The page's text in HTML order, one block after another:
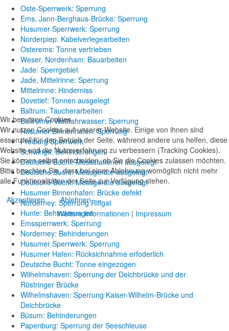
Oste-Sperrwerk: Sperrung
Ems, Jann-Berghaus-Brücke: Sperrung
Husumer Sperrwerk: Sperrung
Norderpiep: Kabelverlegearbeiten
Osterems: Tonne vertrieben
Weser, Nordenham: Bauarbeiten
Jade: Sperrgebiet
Jade, Mittelrinne: Sperrung
Mittelrinne: Hinderniss
Dovetief: Tonnen ausgelegt
Baltrum: Taucherarbeiten
Baltrumer Wattfahrwasser: Sperrung
Husumer Binnenhafen: Sperrung
Freiburg Sperrwerk
Schwinge: Behinderungen
Deutsche Bucht: Messstationen ausgelegt
Deutsche Bucht: Messgeräte ausgelegt
Deutsche Bucht: Messgeräte ausgelegt
Husumer Binnenhafen: Brücke defekt
Norderney: Sperrung Riffgat
Hunte: Behinderungen
Emssperrwerk: Sperrung
Norderney: Behinderungen
Husumer Sperrwerk: Sperrung
Husumer Hafen: Rücksichnahme erfoderlich
Deutsche Bucht: Tonne eingezogen
Wilhelmshaven: Sperrung der Deichbrücke und der
Rüstringer Brücke
Wilhelmshaven: Sperrung Kaiser-Wilhelm-Brücke und
Deichbrücke
Büsum: Behinderungen
Papenburg: Sperrung der Seeschleuse
Wir benutzen Cookies
Wir nutzen Cookies auf unserer Website. Einige von ihnen sind
essenziell für den Betrieb der Seite, während andere uns helfen, diese
Website und die Nutzererfahrung zu verbessern (Tracking Cookies).
Sie können selbst entscheiden, ob Sie die Cookies zulassen möchten.
Bitte beachten Sie, dass bei einer Ablehnung womöglich nicht mehr
alle Funktionalitäten der Seite zur Verfügung stehen.
Akzeptieren
Ablehnen
Weitere Informationen | Impressum